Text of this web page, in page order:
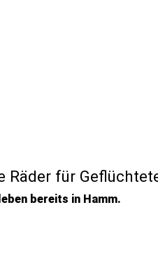
Räder für
bereits in Hamm.